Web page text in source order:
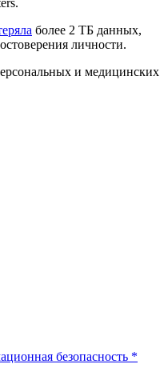
более 2 ТБ данных,
личности.
и медицинских
безопасность *